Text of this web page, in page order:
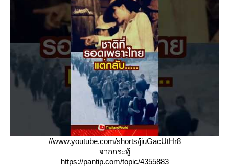
//www.youtube.com/shorts/jiuGacUtHr8
จากกระทู้
https://pantip.com/topic/4355883